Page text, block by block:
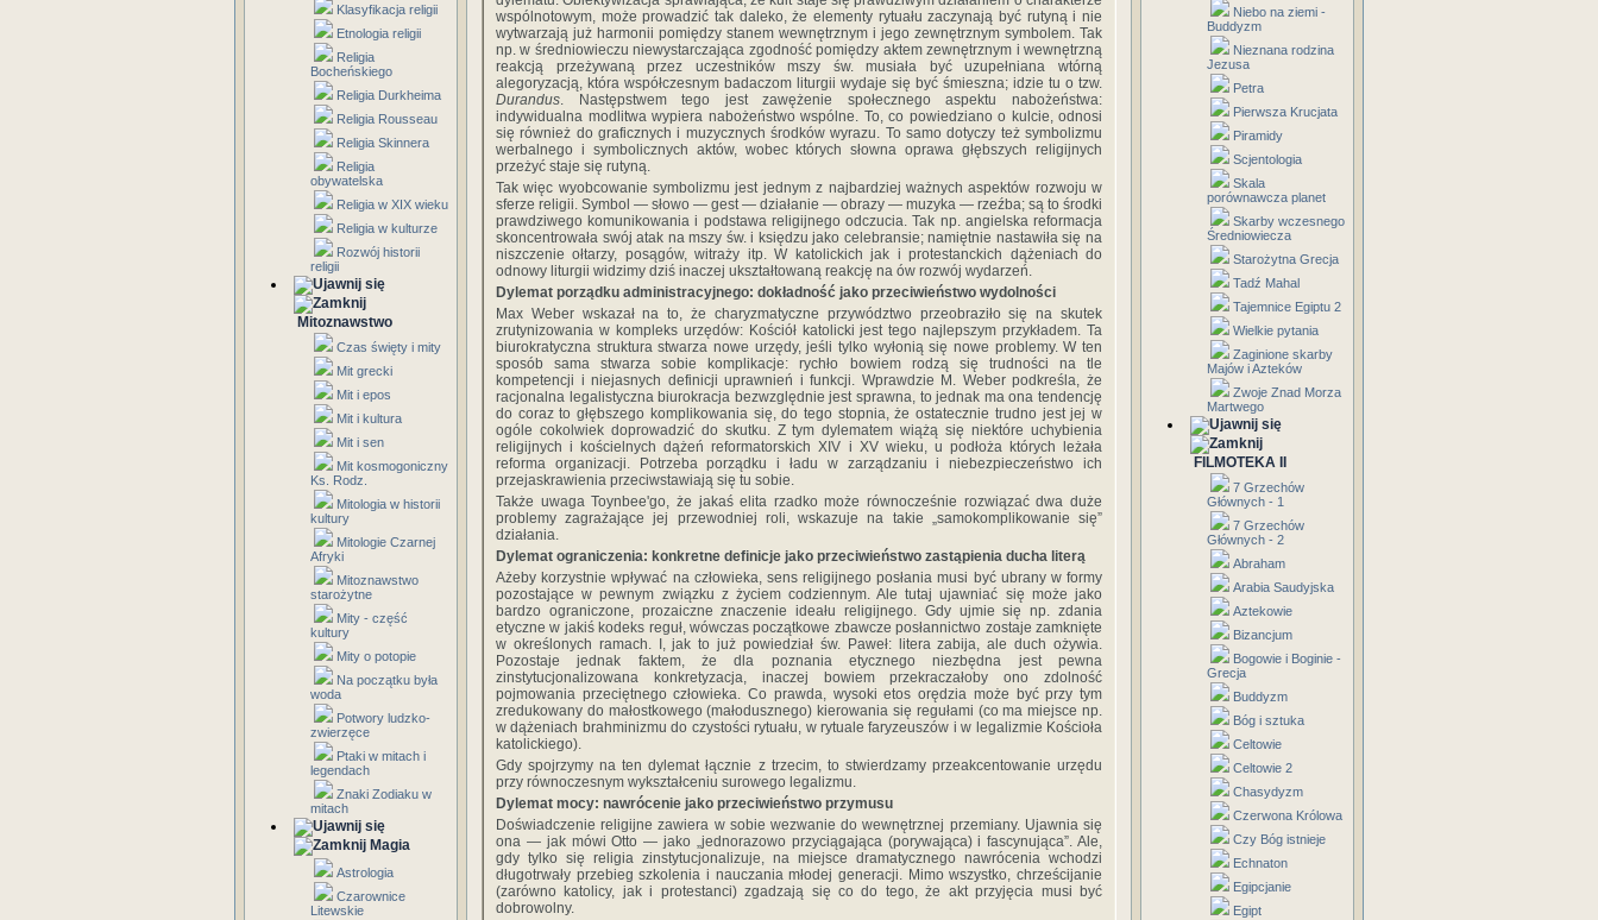
Klasyfikacja religii
Etnologia religii
Religia
Bocheńskiego
Religia Durkheima
Religia Rousseau
Religia Skinnera
Religia
obywatelska
Religia w XIX wieku
Religia w kulturze
Rozwój historii
religii
Mitoznawstwo
Czas święty i mity
Mit grecki
Mit i epos
Mit i kultura
Mit i sen
Mit kosmogoniczny
Ks. Rodz.
Mitologia w historii
kultury
Mitologie Czarnej
Afryki
Mitoznawstwo
starożytne
Mity - część
kultury
Mity o potopie
Na początku była
woda
Potwory ludzko-
zwierzęce
Ptaki w mitach i
legendach
Znaki Zodiaku w
mitach
Magia
Astrologia
Czarownice
Litewskie
wspólnotowym, może prowadzić tak daleko, że elementy rytuału zaczynają być rutyną i nie
wytwarzają już harmonii pomiędzy stanem wewnętrznym i jego zewnętrznym symbolem. Tak
np. w średniowieczu niewystarczająca zgodność pomiędzy aktem zewnętrznym i wewnętrzną
reakcją przeżywaną przez uczestników mszy św. musiała być uzupełniana wtórną
alegoryzacją, która współczesnym badaczom liturgii wydaje się być śmieszna; idzie tu o tzw.
Durandus. Następstwem tego jest zawężenie społecznego aspektu nabożeństwa:
indywidualna modlitwa wypiera nabożeństwo wspólne. To, co powiedziano o kulcie, odnosi
się również do graficznych i muzycznych środków wyrazu. To samo dotyczy też symbolizmu
werbalnego i symbolicznych aktów, wobec których słowna oprawa głębszych religijnych
przeżyć staje się rutyną.
Tak więc wyobcowanie symbolizmu jest jednym z najbardziej ważnych aspektów rozwoju w
sferze religii. Symbol — słowo — gest — działanie — obrazy — muzyka — rzeźba; są to środki
prawdziwego komunikowania i podstawa religijnego odczucia. Tak np. angielska reformacja
skoncentrowała swój atak na mszy św. i księdzu jako celebransie; namiętnie nastawiła się na
niszczenie ołtarzy, posągów, witraży itp. W katolickich jak i protestanckich dążeniach do
odnowy liturgii widzimy dziś inaczej ukształtowaną reakcję na ów rozwój wydarzeń.
Dylemat porządku administracyjnego: dokładność jako przeciwieństwo wydolności
Max Weber wskazał na to, że charyzmatyczne przywództwo przeobraziło się na skutek
zrutynizowania w kompleks urzędów: Kościół katolicki jest tego najlepszym przykładem. Ta
biurokratyczna struktura stwarza nowe urzędy, jeśli tylko wyłonią się nowe problemy. W ten
sposób sama stwarza sobie komplikacje: rychło bowiem rodzą się trudności na tle
kompetencji i niejasnych definicji uprawnień i funkcji. Wprawdzie M. Weber podkreśla, że
racjonalna legalistyczna biurokracja bezwzględnie jest sprawna, to jednak ma ona tendencję
do coraz to głębszego komplikowania się, do tego stopnia, że ostatecznie trudno jest jej w
ogóle cokolwiek doprowadzić do skutku. Z tym dylematem wiążą się niektóre uchybienia
religijnych i kościelnych dążeń reformatorskich XIV i XV wieku, u podłoża których leżała
reforma organizacji. Potrzeba porządku i ładu w zarządzaniu i niebezpieczeństwo ich
przejaskrawienia przeciwstawiają się tu sobie.
Także uwaga Toynbee'go, że jakaś elita rzadko może równocześnie rozwiązać dwa duże
problemy zagrażające jej przewodniej roli, wskazuje na takie „samokomplikowanie się”
działania.
Dylemat ograniczenia: konkretne definicje jako przeciwieństwo zastąpienia ducha literą
Ażeby korzystnie wpływać na człowieka, sens religijnego posłania musi być ubrany w formy
pozostające w pewnym związku z życiem codziennym. Ale tutaj ujawniać się może jako
bardzo ograniczone, prozaiczne znaczenie ideału religijnego. Gdy ujmie się np. zdania
etyczne w jakiś kodeks reguł, wówczas początkowe zbawcze posłannictwo zostaje zamknięte
w określonych ramach. I, jak to już powiedział św. Paweł: litera zabija, ale duch ożywia.
Pozostaje jednak faktem, że dla poznania etycznego niezbędna jest pewna
zinstytucjonalizowana konkretyzacja, inaczej bowiem przekraczałoby ono zdolność
pojmowania przeciętnego człowieka. Co prawda, wysoki etos orędzia może być przy tym
zredukowany do małostkowego (małodusznego) kierowania się regułami (co ma miejsce np.
w dążeniach brahminizmu do czystości rytuału, w rytuale faryzeuszów i w legalizmie Kościoła
katolickiego).
Gdy spojrzymy na ten dylemat łącznie z trzecim, to stwierdzamy przeakcentowanie urzędu
przy równoczesnym wykształceniu surowego legalizmu.
Dylemat mocy: nawrócenie jako przeciwieństwo przymusu
Doświadczenie religijne zawiera w sobie wezwanie do wewnętrznej przemiany. Ujawnia się
ona — jak mówi Otto — jako „jednorazowo przyciągająca (porywająca) i fascynująca”. Ale,
gdy tylko się religia zinstytucjonalizuje, na miejsce dramatycznego nawrócenia wchodzi
długotrwały przebieg szkolenia i nauczania młodej generacji. Mimo wszystko, chrześcijanie
(zarówno katolicy, jak i protestanci) zgadzają się co do tego, że akt przyjęcia musi być
dobrowolny.
Niebo na ziemi -
Buddyzm
Nieznana rodzina
Jezusa
Petra
Pierwsza Krucjata
Piramidy
Scjentologia
Skala
porównawcza planet
Skarby wczesnego
Średniowiecza
Starożytna Grecja
Tadź Mahal
Tajemnice Egiptu 2
Wielkie pytania
Zaginione skarby
Majów i Azteków
Zwoje Znad Morza
Martwego
FILMOTEKA II
7 Grzechów
Głównych - 1
7 Grzechów
Głównych - 2
Abraham
Arabia Saudyjska
Aztekowie
Bizancjum
Bogowie i Boginie -
Grecja
Buddyzm
Bóg i sztuka
Celtowie
Celtowie 2
Chasydyzm
Czerwona Królowa
Czy Bóg istnieje
Echnaton
Egipcjanie
Egipt